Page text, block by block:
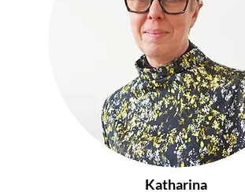
Katharina